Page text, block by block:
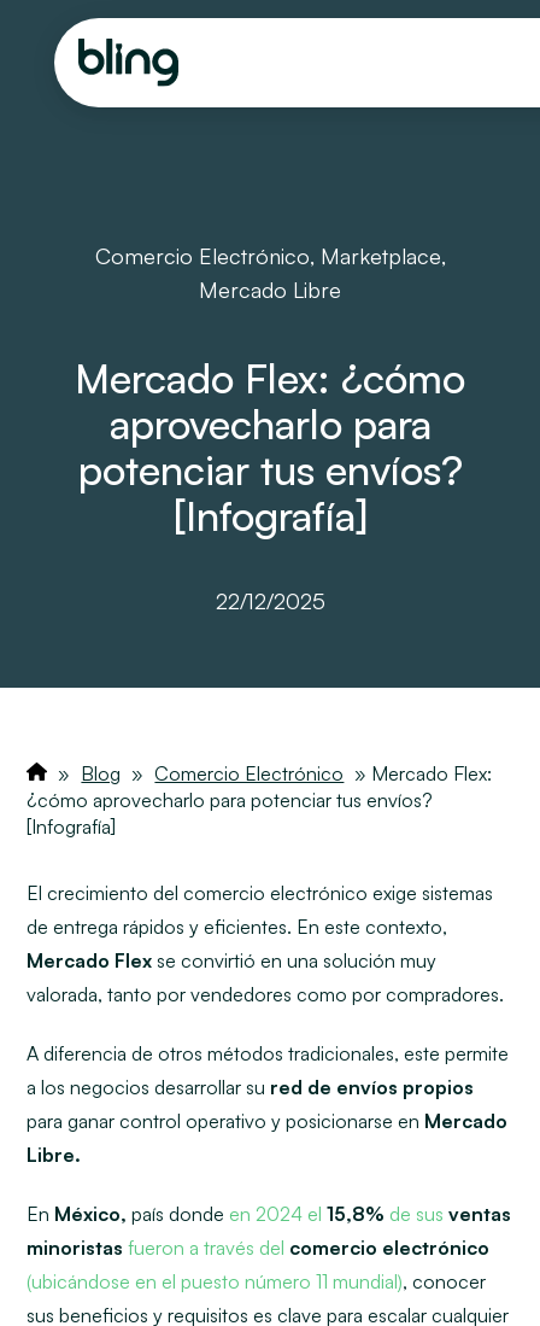
Comercio Electrónico, Marketplace,
Mercado Libre
Mercado Flex: ¿cómo
aprovecharlo para
potenciar tus envíos?
[Infografía]
22/12/2025
» Blog » Comercio Electrónico » Mercado Flex:
¿cómo aprovecharlo para potenciar tus envíos?
[Infografía]
El crecimiento del comercio electrónico exige sistemas
de entrega rápidos y eficientes. En este contexto,
Mercado Flex se convirtió en una solución muy
valorada, tanto por vendedores como por compradores.
A diferencia de otros métodos tradicionales, este permite
a los negocios desarrollar su red de envíos propios
para ganar control operativo y posicionarse en Mercado
Libre.
En México, país donde en 2024 el15,8% de susventas
minoristas fueron a través del comercio electrónico
(ubicándose en el puesto número 11 mundial), conocer
sus beneficios y requisitos es clave para escalar cualquier